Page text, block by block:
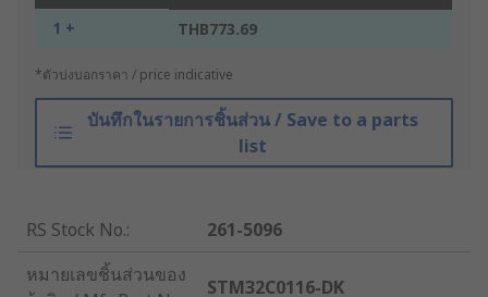
1 + THB773.69
*ตัวบ่งบอกราคา / price indicative
บันทึกในรายการชิ้นส่วน / Save to a parts
list
RS Stock No.:
261-5096
หมายเลขชิ้นส่วนของ
STM32C0116-DK